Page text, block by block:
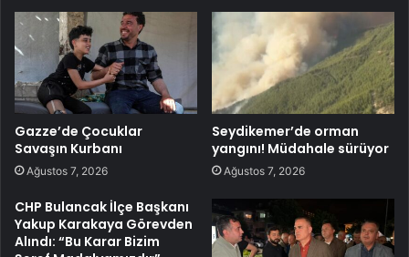
Gazze’de Çocuklar
Savaşın Kurbanı
Ağustos 7, 2026
Seydikemer’de orman
yangını! Müdahale sürüyor
Ağustos 7, 2026
CHP Bulancak İlçe Başkanı
Yakup Karakaya Görevden
Alındı: “Bu Karar Bizim